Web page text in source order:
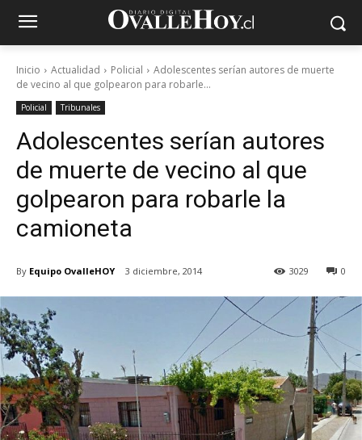
Inicio Actualidad Policial
Adolescentes serían autores de muerte
de vecino al que golpearon para robarle...
Policial Tribunales
Adolescentes serían autores
de muerte de vecino al que
golpearon para robarle la
camioneta
By Equipo OvalleHOY 3 diciembre, 2014 0
3029